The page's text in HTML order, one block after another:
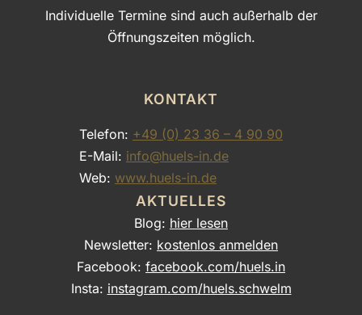
Individuelle Termine sind auch außerhalb der
Öffnungszeiten möglich.
KONTAKT
Telefon: +49 (0) 23 36 – 4 90 90
E-Mail: info@huels-in.de
Web: www.huels-in.de
AKTUELLES
Blog: hier lesen
Newsletter: kostenlos anmelden
Facebook: facebook.com/huels.in
Insta: instagram.com/huels.schwelm